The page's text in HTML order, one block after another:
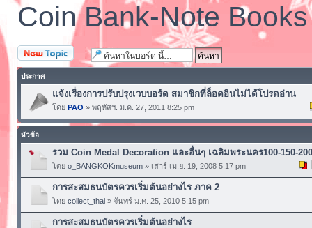
Coin Bank-Note
ตั้งกระทู้ใหม่
ประกาศ
แจ้งเรื่องการปรับปรุงเวบบอร์ด สมาชิกที่ล็อคอินไม่ได้โปรดอ่าน
โดย PAO » พฤหัสฯ. ม.ค. 27, 2011 8:25 pm
หัวข้อ
รวม Coin Medal Decoration และอื่นๆ เฉลิมพระนคร100-150-
โดย o_BANGKOKmuseum» เสาร์ เม.ย. 19, 2008 5:17 pm
การสะสมธนบัตรควรเริ่มต้นอย่างไร ภาค 2
โดย collect_thai» จันทร์ ม.ค. 25, 2010 5:15 pm
การสะสมธนบัตรควรเริ่มต้นอย่างไร